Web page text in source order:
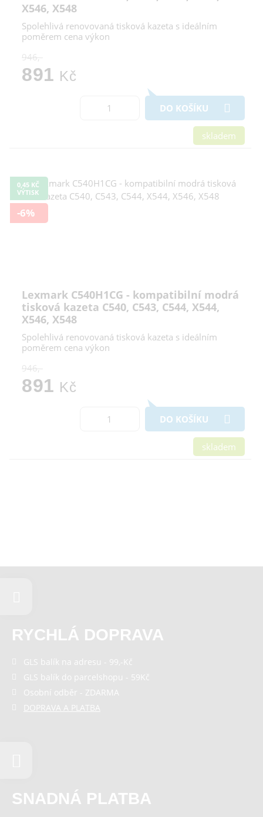
X546, X548
Spolehlivá renovovaná tisková kazeta s ideálním
poměrem cena výkon
946,-
891 Kč
DO KOŠÍKU
skladem
0,45 KČ
VÝTISK
-6%
Lexmark C540H1CG - kompatibilní modrá
tisková kazeta C540, C543, C544, X544,
X546, X548
Spolehlivá renovovaná tisková kazeta s ideálním
poměrem cena výkon
946,-
891 Kč
DO KOŠÍKU
skladem
RYCHLÁ DOPRAVA
GLS balík na adresu - 99,-Kč
GLS balík do parcelshopu - 59Kč
Osobní odběr - ZDARMA
DOPRAVA A PLATBA
SNADNÁ PLATBA